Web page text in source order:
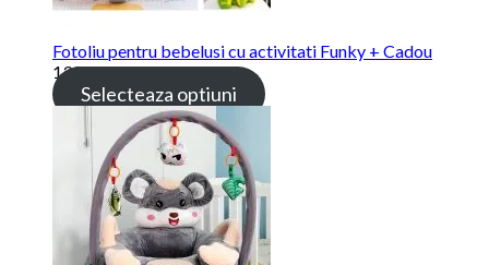
Fotoliu pentru bebelusi cu activitati Funky + Cadou
139.00lei
Selecteaza optiuni